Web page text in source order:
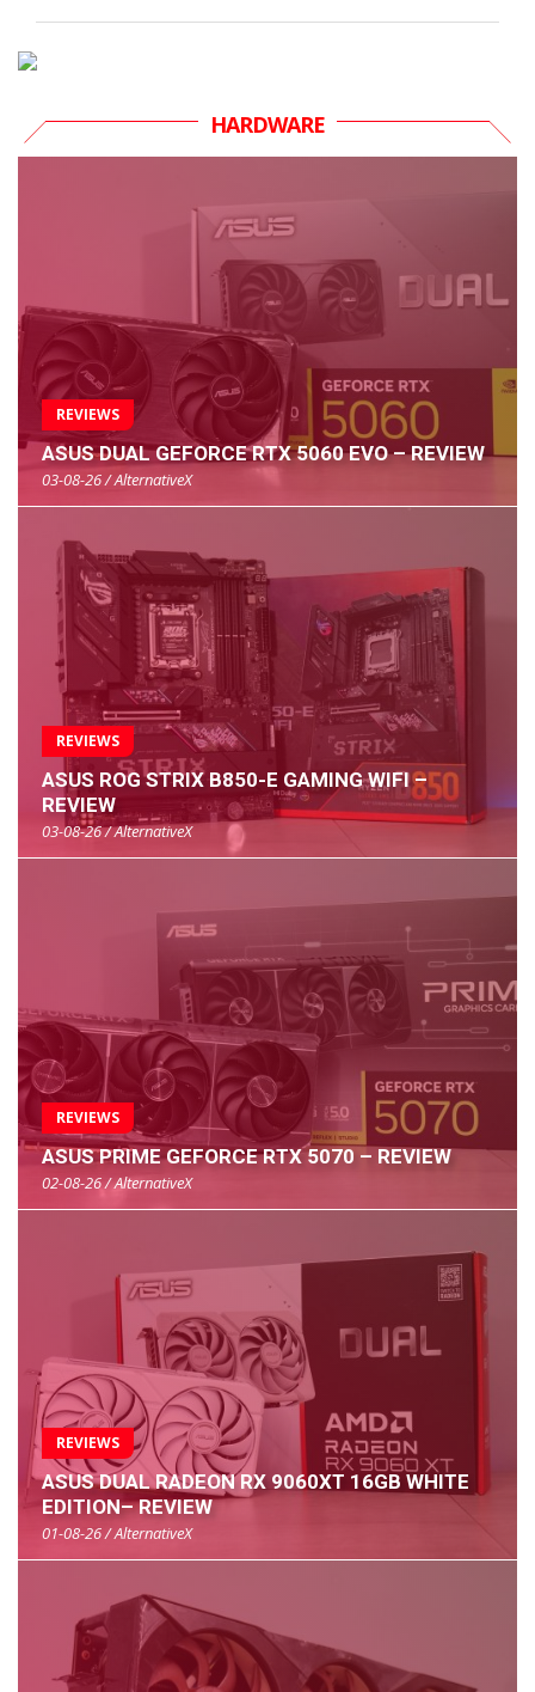
HARDWARE
REVIEWS
ASUS DUAL GEFORCE RTX 5060 EVO – REVIEW
03-08-26 / AlternativeX
REVIEWS
ASUS ROG STRIX B850-E GAMING WIFI –
REVIEW
03-08-26 / AlternativeX
REVIEWS
ASUS PRIME GEFORCE RTX 5070 – REVIEW
02-08-26 / AlternativeX
REVIEWS
ASUS DUAL RADEON RX 9060XT 16GB WHITE
EDITION– REVIEW
01-08-26 / AlternativeX